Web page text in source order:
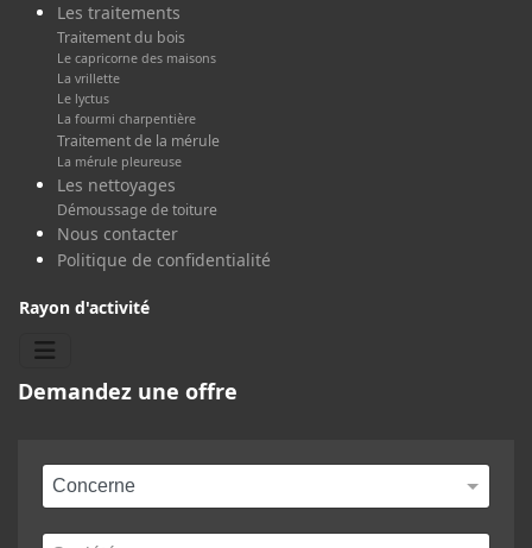
Les traitements
Traitement du bois
Le capricorne des maisons
La vrillette
Le lyctus
La fourmi charpentière
Traitement de la mérule
La mérule pleureuse
Les nettoyages
Démoussage de toiture
Nous contacter
Politique de confidentialité
Rayon d'activité
Demandez une offre